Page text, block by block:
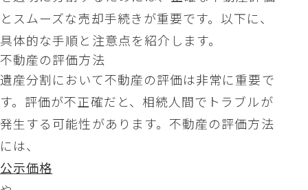
とスムーズな売却手続きが重要です。以下に、
具体的な手順と注意点を紹介します。
不動産の評価方法
遺産分割において不動産の評価は非常に重要で
す。評価が不正確だと、相続人間でトラブルが
発生する可能性があります。不動産の評価方法
には、
公示価格